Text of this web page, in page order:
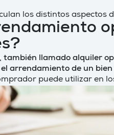
los distintos aspectos
llamado alquiler
el arrendamiento de un bien
puede utilizar en